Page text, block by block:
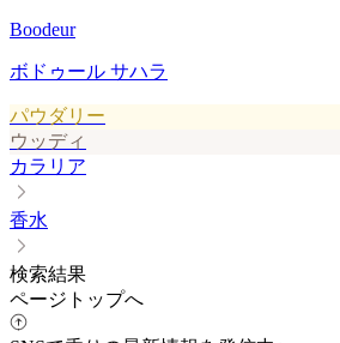
Boodeur
ボドゥール サハラ
パウダリー
ウッディ
カラリア
香水
検索結果
ページトップへ